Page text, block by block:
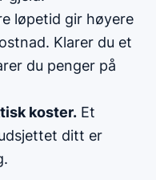
løpetid gir høyere
Klarer du et
du penger på
koster. Et
ditt er